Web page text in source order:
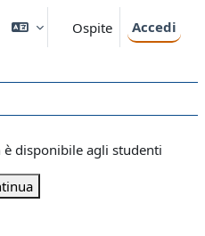
Ospite Accedi
disponibile agli studenti